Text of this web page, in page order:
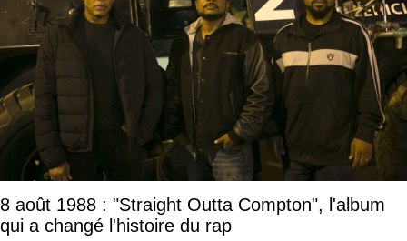
8 août 1988 : "Straight Outta Compton", l'album
qui a changé l'histoire du rap